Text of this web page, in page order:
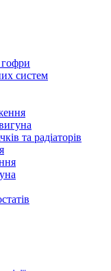
систем
та радіаторів